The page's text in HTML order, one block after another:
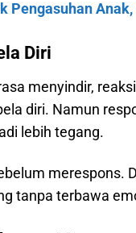
Pengasuhan
Diri
menyindir,
diri. Namun
lebih tegang.
merespons.
tanpa terbawa